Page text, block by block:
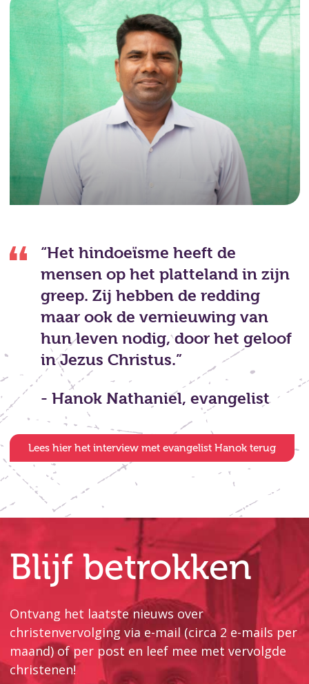
“Het hindoeïsme heeft de
mensen op het platteland in zijn
greep. Zij hebben de redding
maar ook de vernieuwing van
hun leven nodig, door het geloof
in Jezus Christus.”
- Hanok Nathaniel, evangelist
Lees hier het interview met evangelist Hanok terug
Blijf betrokken
Ontvang het laatste nieuws over
christenvervolging via e-mail (circa 2 e-mails per
maand) of per post en leef mee met vervolgde
christenen!